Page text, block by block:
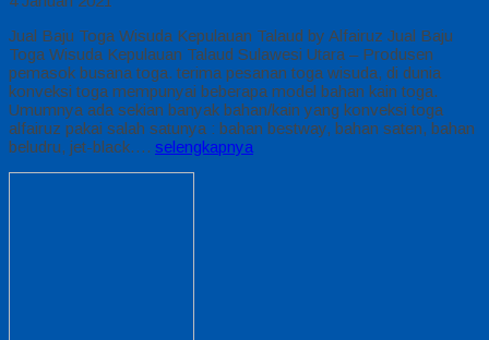
Jual Baju Toga Wisuda Kepulauan Talaud by Alfairuz Jual Baju
Toga Wisuda Kepulauan Talaud Sulawesi Utara – Produsen
pemasok busana toga. terima pesanan toga wisuda, di dunia
konveksi toga mempunyai beberapa model bahan kain toga.
Umumnya ada sekian banyak bahan/kain yang konveksi toga
alfairuz pakai salah satunya : bahan bestway, bahan saten, bahan
beludru, jet-black…. selengkapnya